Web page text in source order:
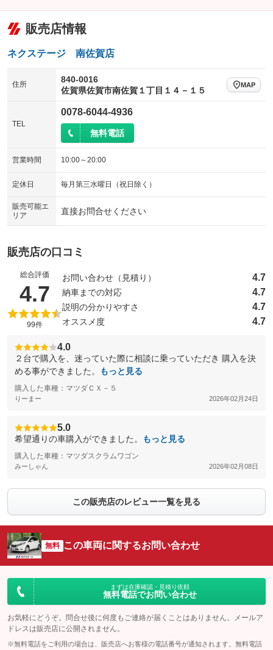
販売店情報
ネクステージ 南佐賀店
住所
840-0016
佐賀県佐賀市南佐賀１丁目１４－１５
MAP
TEL
0078-6044-4936
無料電話
営業時間 10:00～20:00
定休日 毎月第三水曜日（祝日除く）
販売可能エ
リア
直接お問合せください
販売店の口コミ
総合評価
4.7 （5点満点中）
99件
お問い合わせ（見積り） 4.7
納車までの対応 4.7
説明の分かりやすさ 4.7
オススメ度 4.7
4.0
２台で購入を、迷っていた際に相談に乗っていただき 購入を決
める事ができました。
もっと見る
購入した車種：マツダＣＸ－５
りーまー 2026年02月24日
5.0
希望通りの車購入ができました。 もっと見る
購入した車種：マツダスクラムワゴン
みーしゃん 2026年02月08日
この販売店のレビュー一覧を見る
無料 この車両に関するお問い合わせ
まずは在庫確認・見積り依頼
無料電話でお問い合わせ
お気軽にどうぞ。問合せ後に何度もご連絡が届くことはありません。メールア
ドレスは販売店に公開されません。
※無料電話をご利用の場合は、販売店へお客様の電話番号が通知されます。無料電話